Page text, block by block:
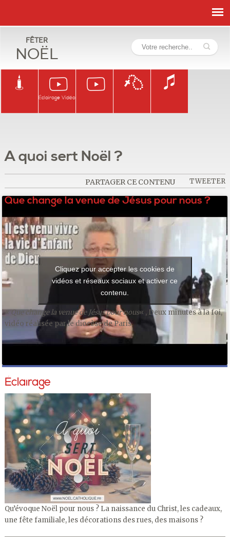
Fêter
Noël
Éclairage Vidéo
A quoi sert Noël ?
PARTAGER CE CONTENU TWEETER
Que change la venue de Jésus pour nous ?
«Que change la venue de Jésus pour nous« , Deux minutes à la foi,
vidéo réalisée par le diocèse de Paris.
Cliquez pour accepter les cookies de
vidéos et réseaux sociaux et activer ce
contenu.
Éclairage
Qu’évoque Noël pour nous ? La naissance du Christ, les cadeaux,
une fête familiale, les décorations des rues, des maisons ?